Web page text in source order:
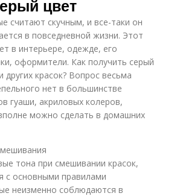
цвет
считают скучным, и все-таки он
в повседневной жизни. Этот
в интерьере, одежде, его
оформители. Как получить серый
других красок? Вопрос весьма
нет в большинстве
гуаши, акриловых колеров,
можно сделать в домашних
тона при смешивании красок,
с основными правилами
неизменно соблюдаются в